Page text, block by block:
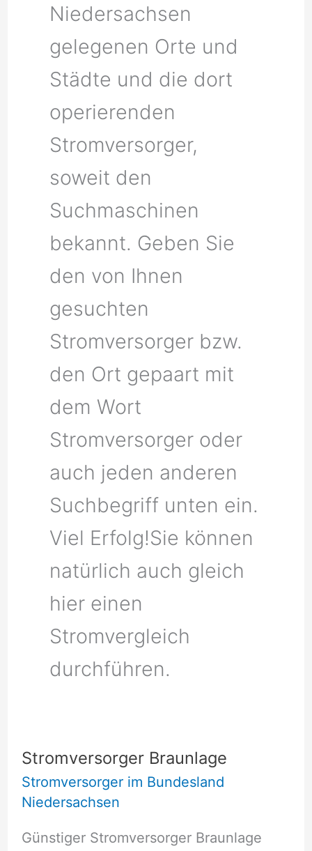
Niedersachsen
gelegenen Orte und
Städte und die dort
operierenden
Stromversorger,
soweit den
Suchmaschinen
bekannt. Geben Sie
den von Ihnen
gesuchten
Stromversorger bzw.
den Ort gepaart mit
dem Wort
Stromversorger oder
auch jeden anderen
Suchbegriff unten ein.
Viel Erfolg!Sie können
natürlich auch gleich
hier einen
Stromvergleich
durchführen.
Stromversorger Braunlage
Stromversorger im Bundesland
Niedersachsen
Günstiger Stromversorger Braunlage